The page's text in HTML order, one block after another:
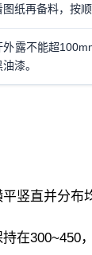
图纸再备料，按
外露不能超
漆。
竖直并分布
在300~450